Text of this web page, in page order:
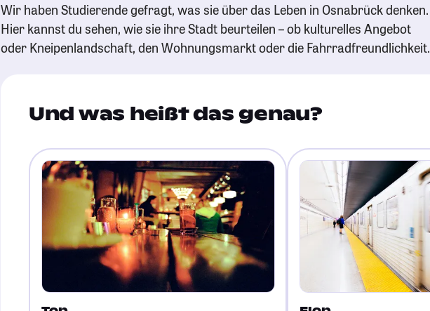
Wir haben Studierende gefragt, was sie über das Leben in Osnabrück denken.
Hier kannst du sehen, wie sie ihre Stadt beurteilen – ob kulturelles Angebot
oder Kneipenlandschaft, den Wohnungsmarkt oder die Fahrradfreundlichkeit.
Und was heißt das genau?